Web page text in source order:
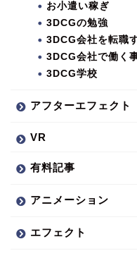
お小遣い稼ぎ
3DCGの勉強
3DCG会社を転職
3DCG会社で働く
3DCG学校
アフターエフェクト
VR
有料記事
アニメーション
エフェクト